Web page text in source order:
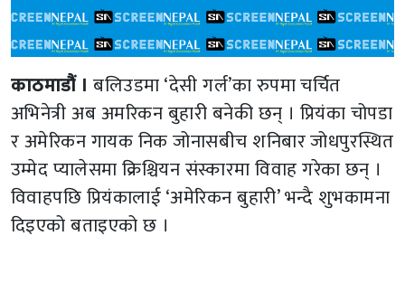
काठमाडौं । बलिउडमा ‘देसी गर्ल’का रुपमा चर्चित
अभिनेत्री अब अमरिकन बुहारी बनेकी छन् । प्रियंका चोपडा
र अमेरिकन गायक निक जोनासबीच शनिबार जोधपुरस्थित
उम्मेद प्यालेसमा क्रिश्चियन संस्कारमा विवाह गरेका छन् ।
विवाहपछि प्रियंकालाई ‘अमेरिकन बुहारी’ भन्दै शुभकामना
दिइएको बताइएको छ ।